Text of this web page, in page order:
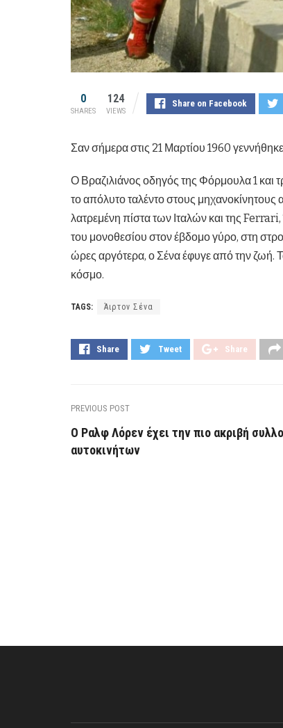
0
SHARES
124
VIEWS
Share on Facebook
Σαν σήμερα στις 21 Μαρτίου 1960
Ο Βραζιλιάνος οδηγός της Φόρμουλα 1 και
το απόλυτο ταλέντο στους
λατρεμένη πίστα των Ιταλών και της
του μονοθεσίου στον έβδομο γύρο, στη
ώρες αργότερα, ο Σένα έφυγε από την ζωή.
κόσμο.
TAGS: Άιρτον Σένα
Share Tweet Share
PREVIOUS POST
Ο Ραλφ Λόρεν έχει την πιο ακριβή
αυτοκινήτων